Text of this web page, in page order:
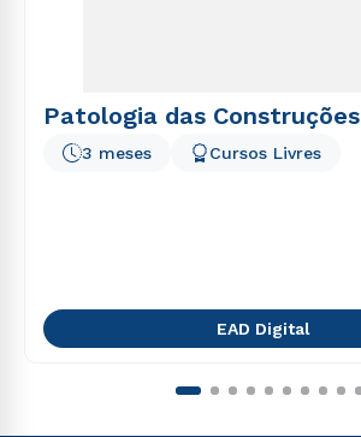
Patologia das Construções
3 meses Cursos Livres
EAD Digital